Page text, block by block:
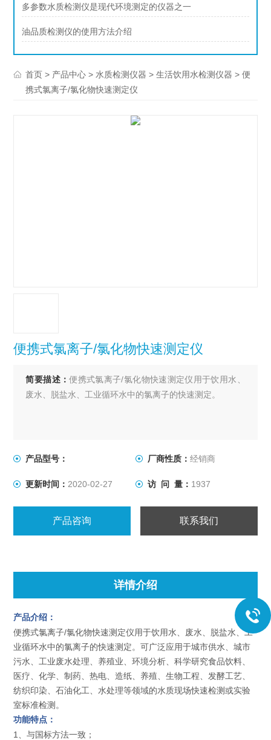
多参数水质检测仪是现代环境测定的仪器之一
油品质检测仪的使用方法介绍
首页 > 产品中心 > 水质检测仪器 >生活饮用水检测仪器 > 便
携式氯离子/氯化物快速测定仪
便携式氯离子/氯化物快速测定仪
简要描述：便携式氯离子/氯化物快速测定仪用于饮用水、
废水、脱盐水、工业循环水中的氯离子的快速测定。
产品型号： 厂商性质： 经销商
更新时间： 2020-02-27 访 问 量： 1937
产品咨询 联系我们
详情介绍
产品介绍：
便携式氯离子/氯化物快速测定仪用于饮用水、废水、脱盐水、工
业循环水中的氯离子的快速测定。可广泛应用于城市供水、城市
污水、工业废水处理、养殖业、环境分析、科学研究食品饮料、
医疗、化学、制药、热电、造纸、养殖、生物工程、发酵工艺、
纺织印染、石油化工、水处理等领域的水质现场快速检测或实验
室标准检测。
功能特点：
1 、与国标方法一致；